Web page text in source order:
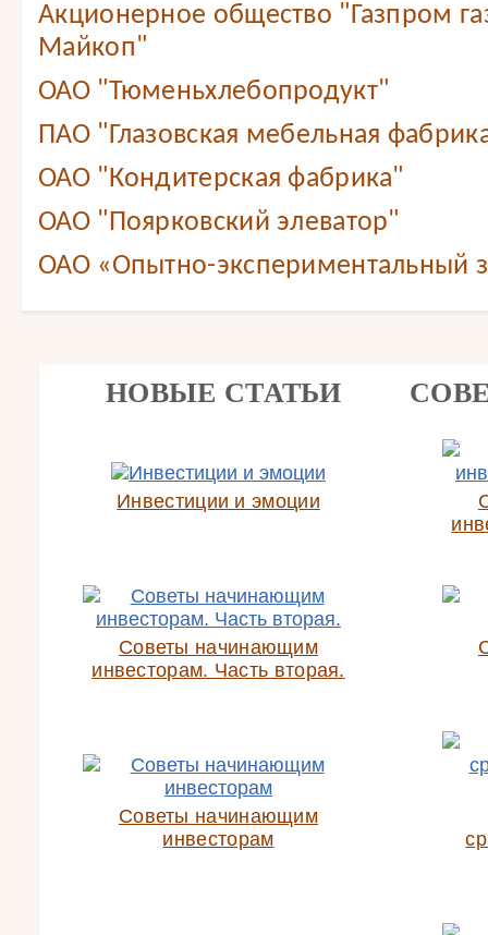
Акционерное общество "Газпром
Майкоп"
ОАО "Тюменьхлебопродукт"
ПАО "Глазовская мебельная
ОАО "Кондитерская фабрика"
ОАО "Поярковский элеватор"
ОАО «Опытно-экспериментальный
НОВЫЕ СТАТЬИ
Инвестиции и эмоции
Советы начинающим
инвесторам. Часть вторая.
Советы начинающим
инвесторам